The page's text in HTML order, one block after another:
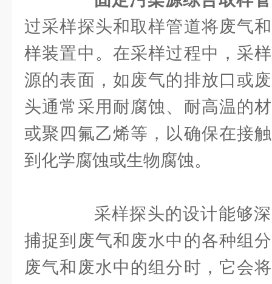
过采样探头和取样管道将废气
样装置中。在采样过程中，采
源的表面，如废气的排放口或
头通常采用耐腐蚀、耐高温的
或聚四氟乙烯等，以确保在接
到化学腐蚀或生物腐蚀。
采样探头的设计能够深
捕捉到废气和废水中的各种组
废气和废水中的组分时，它会